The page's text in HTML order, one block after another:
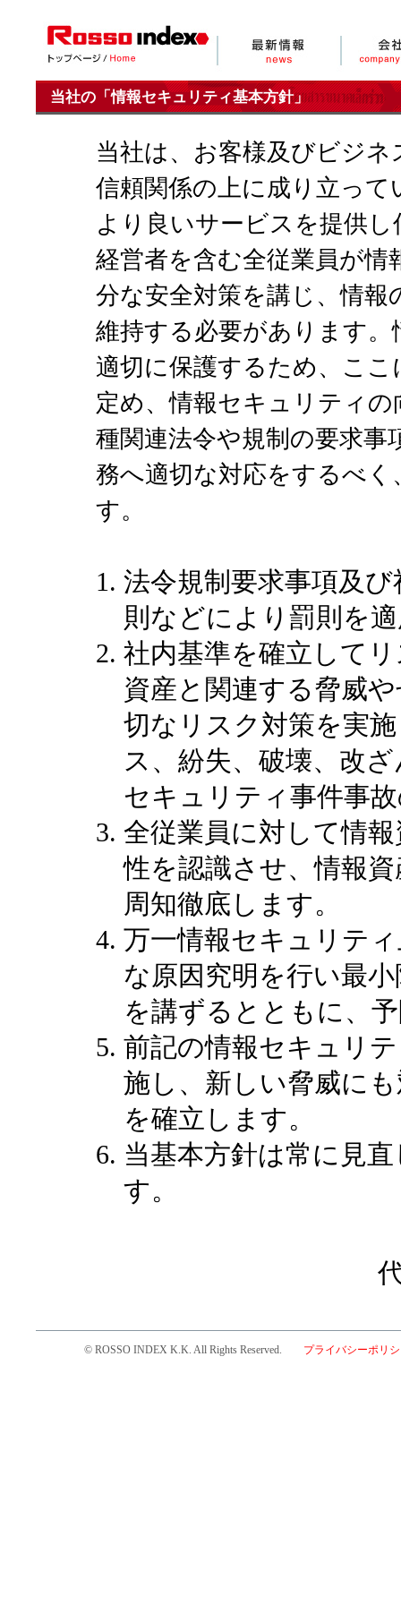
当社の「情報セキュリティ基本方針」
当社は、お客様及びビジ
信頼関係の上に成り立って
より良いサービスを提供
経営者を含む全従業員が情
分な安全対策を講じ、情報
維持する必要があります
適切に保護するため、こ
定め、情報セキュリティ
種関連法令や規制の要求
務へ適切な対応をするべ
す。
法令規制要求事項及
則などにより罰則を
社内基準を確立して
資産と関連する脅威
切なリスク対策を実
ス、紛失、破壊、改
セキュリティ事件事
全従業員に対して情
性を認識させ、情報
周知徹底します。
万一情報セキュリテ
な原因究明を行い最
を講ずるとともに、
前記の情報セキュリ
施し、新しい脅威に
を確立します。
当基本方針は常に見
す。